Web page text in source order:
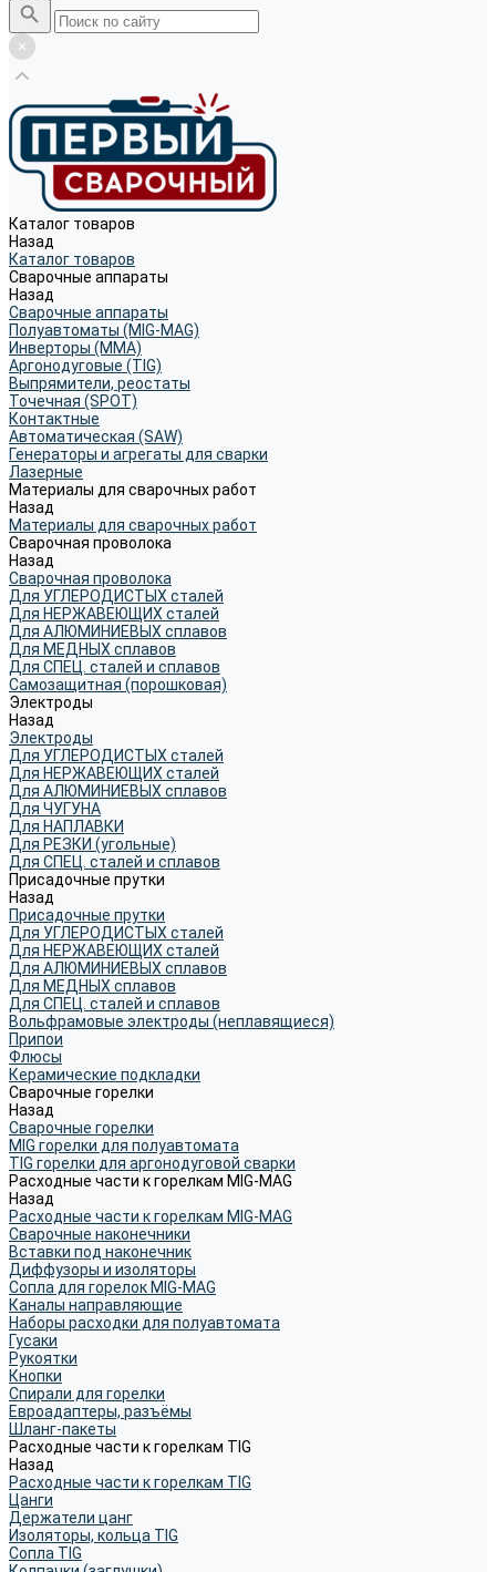
Каталог товаров
Назад
Каталог товаров
Сварочные аппараты
Назад
Сварочные аппараты
Полуавтоматы (MIG-MAG)
Инверторы (MMA)
Аргонодуговые (TIG)
Выпрямители, реостаты
Точечная (SPOT)
Контактные
Автоматическая (SAW)
Генераторы и агрегаты для сварки
Лазерные
Материалы для сварочных работ
Назад
Материалы для сварочных работ
Сварочная проволока
Назад
Сварочная проволока
Для УГЛЕРОДИСТЫХ сталей
Для НЕРЖАВЕЮЩИХ сталей
Для АЛЮМИНИЕВЫХ сплавов
Для МЕДНЫХ сплавов
Для СПЕЦ. сталей и сплавов
Самозащитная (порошковая)
Электроды
Назад
Электроды
Для УГЛЕРОДИСТЫХ сталей
Для НЕРЖАВЕЮЩИХ сталей
Для АЛЮМИНИЕВЫХ сплавов
Для ЧУГУНА
Для НАПЛАВКИ
Для РЕЗКИ (угольные)
Для СПЕЦ. сталей и сплавов
Присадочные прутки
Назад
Присадочные прутки
Для УГЛЕРОДИСТЫХ сталей
Для НЕРЖАВЕЮЩИХ сталей
Для АЛЮМИНИЕВЫХ сплавов
Для МЕДНЫХ сплавов
Для СПЕЦ. сталей и сплавов
Вольфрамовые электроды (неплавящиеся)
Припои
Флюсы
Керамические подкладки
Сварочные горелки
Назад
Сварочные горелки
MIG горелки для полуавтомата
TIG горелки для аргонодуговой сварки
Расходные части к горелкам MIG-MAG
Назад
Расходные части к горелкам MIG-MAG
Сварочные наконечники
Вставки под наконечник
Диффузоры и изоляторы
Сопла для горелок MIG-MAG
Каналы направляющие
Наборы расходки для полуавтомата
Гусаки
Рукоятки
Кнопки
Спирали для горелки
Евроадаптеры, разъёмы
Шланг-пакеты
Расходные части к горелкам TIG
Назад
Расходные части к горелкам TIG
Цанги
Держатели цанг
Изоляторы, кольца TIG
Сопла TIG